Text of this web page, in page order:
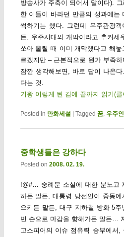
방송사가 주축이 되어서 말이다).
한 이들이 바라던 만큼의 성과에는
썩하기는 했다. 그런데 우주관광
든, 우주시대의 개막이라고 추켜세
쏘아 올릴 때 이미 개막했다고 해
르겠지만 – 근본적으로 뭔가 부족
잠깐 생각해보면, 바로 답이 나온다
다는 것.
기왕 이렇게 된 김에 끝까지 읽기(클
Posted in 만화세설 | Tagged 꿈, 우주인
중학생들은 강하다
Posted on 2008. 02. 19.
!@#… 숭례문 소실에 대한 분노고
하든 말든, 대통령 당선인이 중동
으키든 말든, 대구 지하철 방화 5
빈 손으로 마감을 향해가든 말든…
고스피어의 이슈 점유력 승부에서,